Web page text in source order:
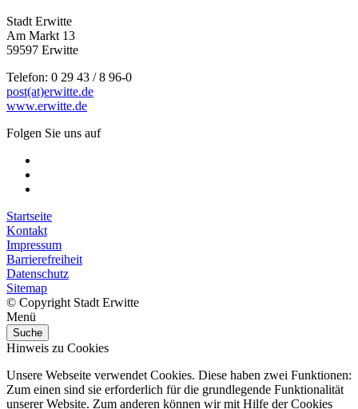
Stadt Erwitte
Am Markt 13
59597 Erwitte
Telefon: 0 29 43 / 8 96-0
post(at)erwitte.de
www.erwitte.de
Folgen Sie uns auf
Startseite
Kontakt
Impressum
Barrierefreiheit
Datenschutz
Sitemap
© Copyright Stadt Erwitte
Menü
Suche
Hinweis zu Cookies
Unsere Webseite verwendet Cookies. Diese haben zwei Funktionen:
Zum einen sind sie erforderlich für die grundlegende Funktionalität
unserer Website. Zum anderen können wir mit Hilfe der Cookies